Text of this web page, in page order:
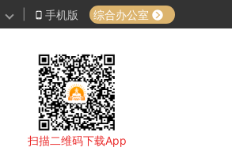
手机版 综合办公室
扫描二维码下载App